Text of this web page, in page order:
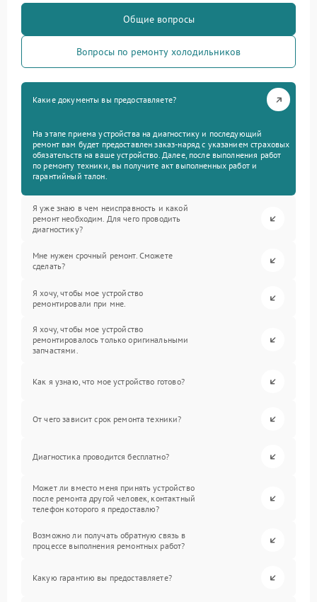
Общие вопросы
Вопросы по ремонту холодильников
Какие документы вы предоставляете?
На этапе приема устройства на диагностику и последующий
ремонт вам будет предоставлен заказ-наряд с указанием страховых
обязательств на ваше устройство. Далее, после выполнения работ
по ремонту техники, вы получите акт выполненных работ и
гарантийный талон.
Я уже знаю в чем неисправность и какой
ремонт необходим. Для чего проводить
диагностику?
Мне нужен срочный ремонт. Сможете
сделать?
Я хочу, чтобы мое устройство
ремонтировали при мне.
Я хочу, чтобы мое устройство
ремонтировалось только оригинальными
запчастями.
Как я узнаю, что мое устройство готово?
От чего зависит срок ремонта техники?
Диагностика проводится бесплатно?
Может ли вместо меня принять устройство
после ремонта другой человек, контактный
телефон которого я предоставлю?
Возможно ли получать обратную связь в
процессе выполнения ремонтных работ?
Какую гарантию вы предоставляете?